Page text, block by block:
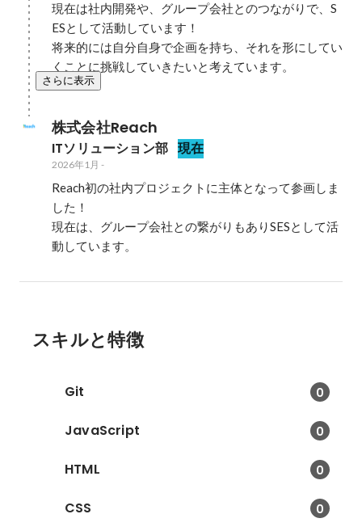
現在は社内開発や、グループ会社とのつながりで、S
ESとして活動しています！
将来的には自分自身で企画を持ち、それを形にしてい
くことに挑戦していきたいと考えています。
さらに表示
株式会社Reach
ITソリューション部 現在
2026年1月 -
Reach初の社内プロジェクトに主体となって参画しま
した！
現在は、グループ会社との繋がりもありSESとして活
動しています。
スキルと特徴
Git 0
JavaScript 0
HTML 0
CSS 0